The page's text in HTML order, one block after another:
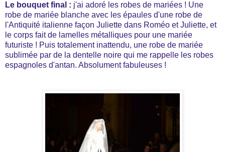
Le bouquet final : j'ai adoré les robes de mariées ! Une
robe de mariée blanche avec les épaules d'une robe de
l'Antiquité italienne façon Juliette dans Roméo et Juliette, et
le corps fait de lamelles métalliques pour une mariée
futuriste ! Puis totalement inattendu, une robe de mariée
sublimée par de la dentelle noire qui me rappelle les robes
espagnoles d'antan. Absolument fabuleuses !